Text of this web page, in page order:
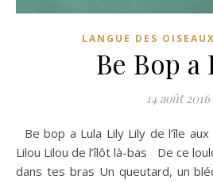
LANGUE DES OISEAUX
Be Bop a
14 août 2016
Be bop a Lula Lily Lily de l’île aux lilas T’es-tu lassée de
Lilou Lilou de l’îlôt là-bas De ce
dans tes bras Un queutard, un